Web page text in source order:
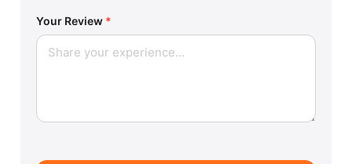
Your Review *